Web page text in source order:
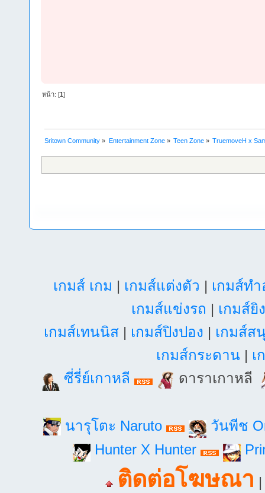
หน้า: [1]
Sritown Community » Entertainment Zone» Teen Zone» TruemoveH x
เกมส์ เกม | เกมส์แต่งตัว | เกมส์ท
เกมส์แข่งรถ | เกมส์ยิ
เกมส์เทนนิส| เกมส์ปิงปอง | เกมส์ส
เกมส์กระดาน | เ
ซี่รี่ย์เกาหลี
ดาราเกาหลี
นารุโตะ Naruto
วันพีช
Hunter X Hunter
ติดต่อโฆษณา